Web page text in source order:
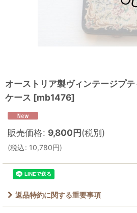
オーストリア製ヴィンテージプ
ケース [mb1476]
販売価格: 9,800円(税別)
(税込: 10,780円)
返品特約に関する重要事項